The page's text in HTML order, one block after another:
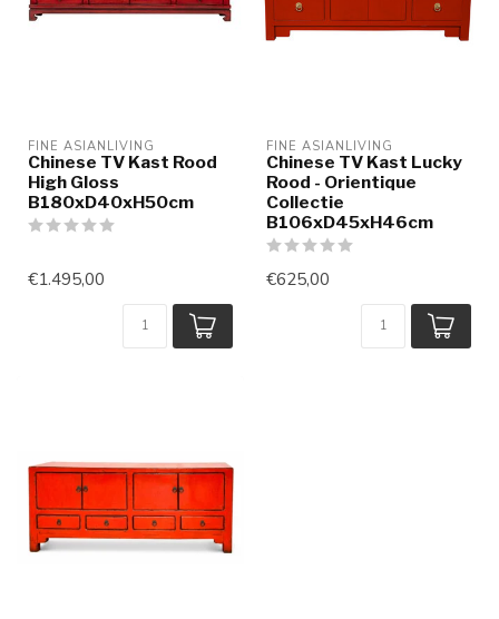
FINE ASIANLIVING
Chinese TV Kast Rood
High Gloss
B180xD40xH50cm
€1.495,00
FINE ASIANLIVING
Chinese TV Kast Lucky
Rood - Orientique
Collectie
B106xD45xH46cm
€625,00